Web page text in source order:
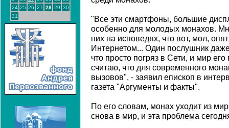
24 25 26 27 28 29 30
31
"Все эти смартфоны, большие
особенно для молодых монахов.
них на исповедях, что вот, мол,
Интернетом... Один послушник
что просто погряз в Сети, и мир
считаю, что для современного
вызовов", - заявил епископ в
газета "Аргументы и факты".
По его словам, монах уходит из
снова в мир, и эта проблема